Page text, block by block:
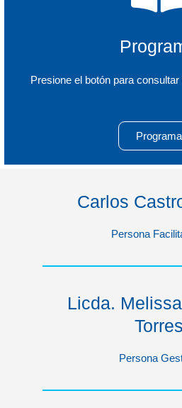
Presione el botón para
Programa
Carlos
Persona
Licda.
Torres
Persona